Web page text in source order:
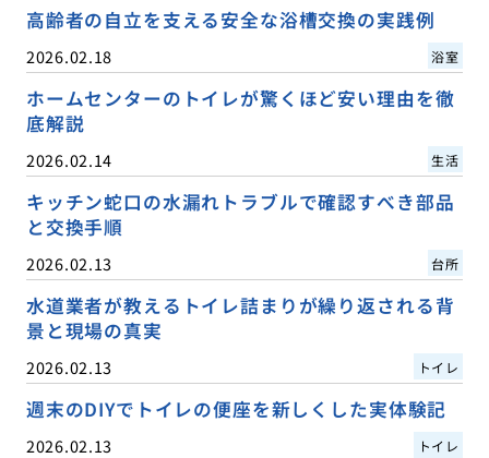
高齢者の自立を支える安全な浴槽交換の実践例
2026.02.18 浴室
ホームセンターのトイレが驚くほど安い理由を徹
底解説
2026.02.14 生活
キッチン蛇口の水漏れトラブルで確認すべき部品
と交換手順
2026.02.13 台所
水道業者が教えるトイレ詰まりが繰り返される背
景と現場の真実
2026.02.13 トイレ
週末のDIYでトイレの便座を新しくした実体験記
2026.02.13 トイレ